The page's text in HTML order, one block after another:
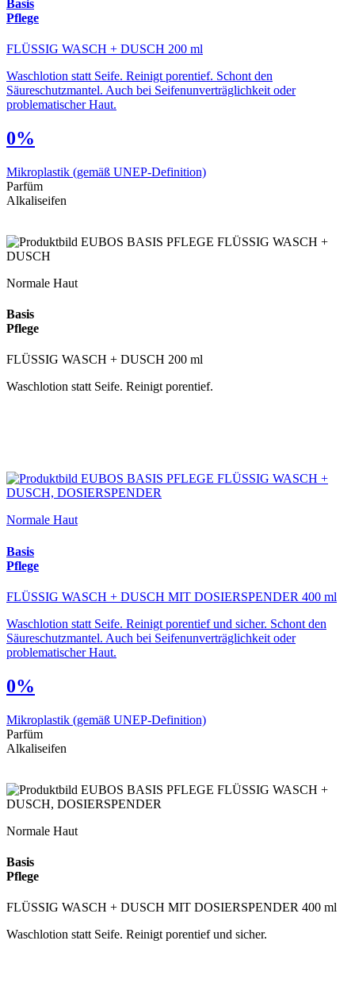
Basis
Pflege
FLÜSSIG WASCH + DUSCH 200 ml
Waschlotion statt Seife. Reinigt porentief. Schont den
Säureschutzmantel. Auch bei Seifenunverträglichkeit oder
problematischer Haut.
0%
Mikroplastik (gemäß UNEP-Definition)
Parfüm
Alkaliseifen
Normale Haut
Basis
Pflege
FLÜSSIG WASCH + DUSCH 200 ml
Waschlotion statt Seife. Reinigt porentief.
Normale Haut
Basis
Pflege
FLÜSSIG WASCH + DUSCH MIT DOSIERSPENDER 400 ml
Waschlotion statt Seife. Reinigt porentief und sicher. Schont den
Säureschutzmantel. Auch bei Seifenunverträglichkeit oder
problematischer Haut.
0%
Mikroplastik (gemäß UNEP-Definition)
Parfüm
Alkaliseifen
Normale Haut
Basis
Pflege
FLÜSSIG WASCH + DUSCH MIT DOSIERSPENDER 400 ml
Waschlotion statt Seife. Reinigt porentief und sicher.